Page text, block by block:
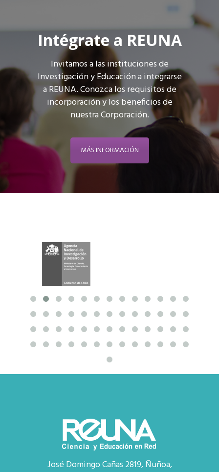
Intégrate a REUNA
Invitamos a las instituciones de
Investigación y Educación a integrarse
a REUNA. Conozca los requisitos de
incorporación y los beneficios de
nuestra Corporación.
MÁS INFORMACIÓN
José Domingo Cañas 2819, Ñuñoa,